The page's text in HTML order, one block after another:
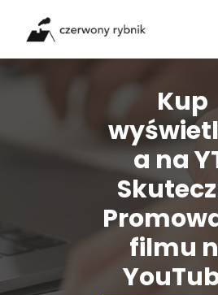
content
Kup
a na
filmu